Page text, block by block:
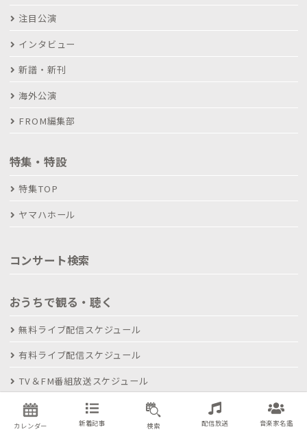
注目公演
インタビュー
新譜・新刊
海外公演
FROM編集部
特集・特設
特集TOP
ヤマハホール
コンサート検索
おうちで観る・聴く
無料ライブ配信スケジュール
有料ライブ配信スケジュール
TV＆FM番組放送スケジュール
アーティスト名鑑
カレンダー 新着記事 検索 配信放送 音楽家名鑑